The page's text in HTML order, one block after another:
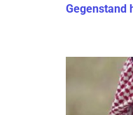
Gegenstand